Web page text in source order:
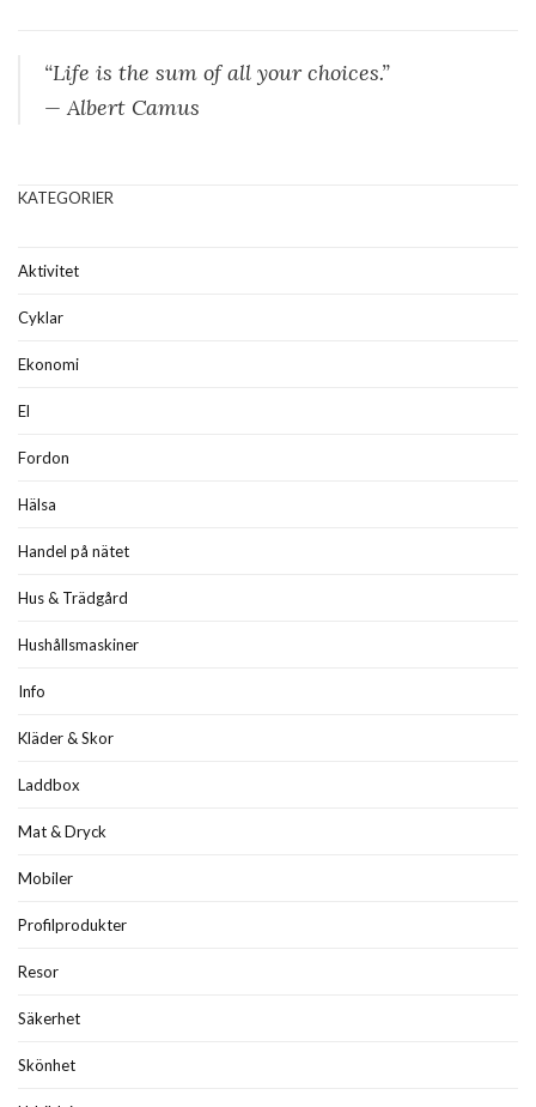
“Life is the sum of all your choices.”
— Albert Camus
KATEGORIER
Aktivitet
Cyklar
Ekonomi
El
Fordon
Hälsa
Handel på nätet
Hus & Trädgård
Hushållsmaskiner
Info
Kläder & Skor
Laddbox
Mat & Dryck
Mobiler
Profilprodukter
Resor
Säkerhet
Skönhet